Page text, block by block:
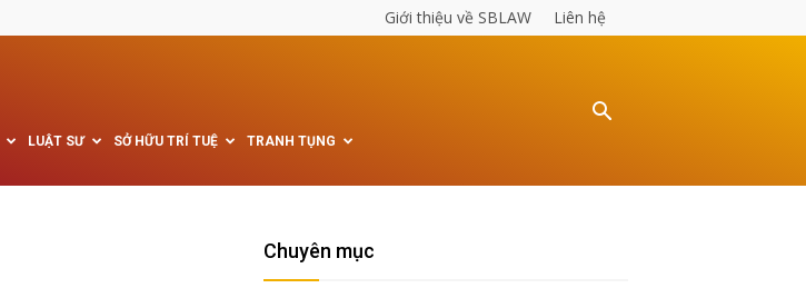
Giới thiệu về SBLAW Liên hệ
LUẬT SƯ SỞ HỮU TRÍ TUỆ TRANH TỤNG
Chuyên mục